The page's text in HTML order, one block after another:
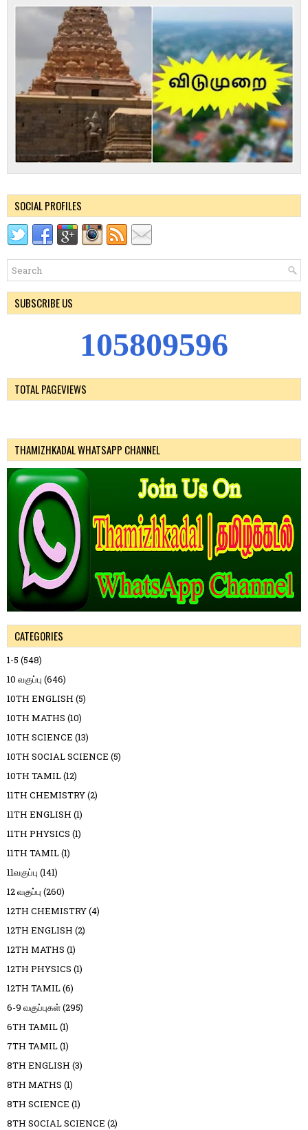
SOCIAL PROFILES
SUBSCRIBE US
105809596
TOTAL PAGEVIEWS
THAMIZHKADAL WHATSAPP CHANNEL
CATEGORIES
1-5 (548)
10 வகுப்பு (646)
10TH ENGLISH (5)
10TH MATHS (10)
10TH SCIENCE (13)
10TH SOCIAL SCIENCE (5)
10TH TAMIL(12)
11TH CHEMISTRY(2)
11TH ENGLISH (1)
11TH PHYSICS (1)
11TH TAMIL(1)
11வகுப்பு (141)
12 வகுப்பு (260)
12TH CHEMISTRY(4)
12TH ENGLISH (2)
12TH MATHS (1)
12TH PHYSICS (1)
12TH TAMIL(6)
6-9 வகுப்புகள்(295)
6TH TAMIL(1)
7TH TAMIL(1)
8TH ENGLISH (3)
8TH MATHS (1)
8TH SCIENCE (1)
8TH SOCIAL SCIENCE (2)